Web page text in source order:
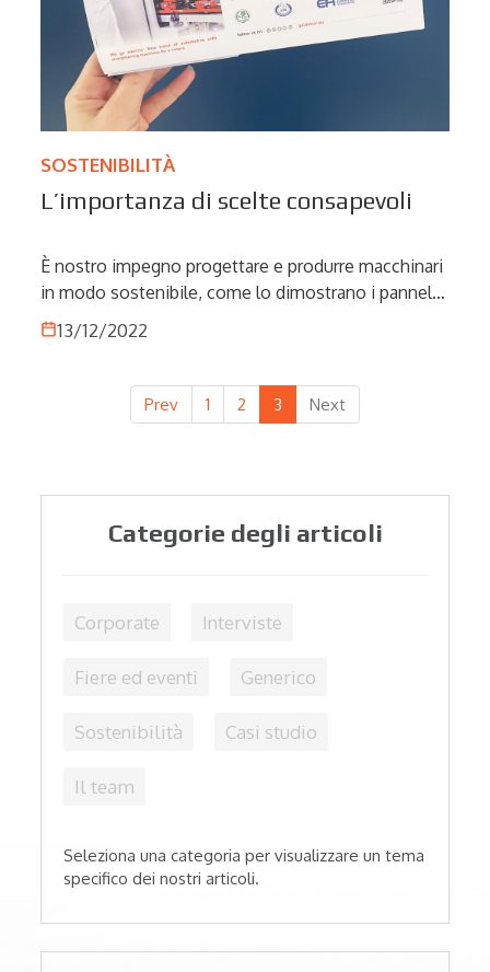
SOSTENIBILITÀ
L’importanza di scelte consapevoli
È nostro impegno progettare e produrre macchinari
in modo sostenibile, come lo dimostrano i pannelli
solari installati nel nostro stabilimento appena si
varca il cancello, e questo vale anche per tutte le
promozione delle nostre macchine.
13/12/2022
Prev 1 2 3 Next
Categorie degli articoli
Corporate Interviste
Fiere ed eventi Generico
Sostenibilità Casi studio
Il team
Seleziona una categoria per visualizzare un tema
specifico dei nostri articoli.